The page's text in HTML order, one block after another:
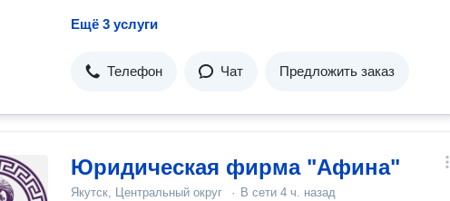
Ещё 3 услуги
Телефон Чат Предложить заказ
Юридическая фирма "Афина"
Якутск, Центральный округ · В сети 4 ч. назад